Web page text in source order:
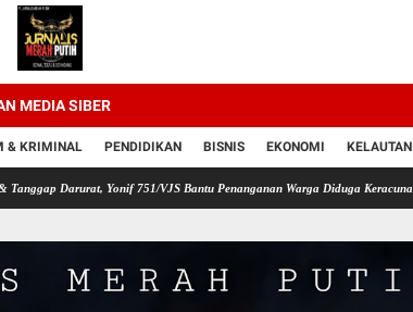
MEDIA SIBER
& KRIMINAL PENDIDIKAN BISNIS EKONOMI KELAUTAN
Yonif 751/VJS Bantu Penanganan Warga Diduga Keracunan Makanan